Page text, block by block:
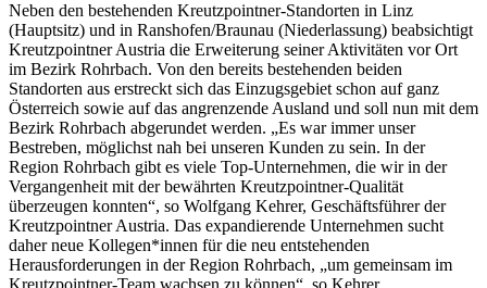
Neben den bestehenden Kreutzpointner-Standorten in Linz
(Hauptsitz) und in Ranshofen/Braunau (Niederlassung) beabsichtigt
Kreutzpointner Austria die Erweiterung seiner Aktivitäten vor Ort
im Bezirk Rohrbach. Von den bereits bestehenden beiden
Standorten aus erstreckt sich das Einzugsgebiet schon auf ganz
Österreich sowie auf das angrenzende Ausland und soll nun mit dem
Bezirk Rohrbach abgerundet werden. „Es war immer unser
Bestreben, möglichst nah bei unseren Kunden zu sein. In der
Region Rohrbach gibt es viele Top-Unternehmen, die wir in der
Vergangenheit mit der bewährten Kreutzpointner-Qualität
überzeugen konnten“, so Wolfgang Kehrer, Geschäftsführer der
Kreutzpointner Austria. Das expandierende Unternehmen sucht
daher neue Kollegen*innen für die neu entstehenden
Herausforderungen in der Region Rohrbach, „um gemeinsam im